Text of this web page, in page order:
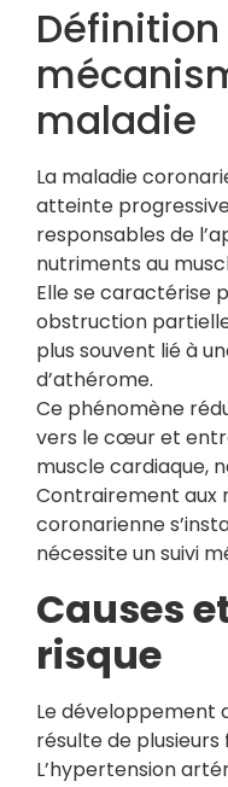
maladie
La maladie
atteinte
responsables de
nutriments au
Elle se caractérise
obstruction
plus souvent lié à
d’athérome.
Ce phénomène
vers le cœur et
muscle cardiaque,
Contrairement aux
coronarienne
nécessite un suivi
Causes
risque
Le développement
résulte de
L’hypertension